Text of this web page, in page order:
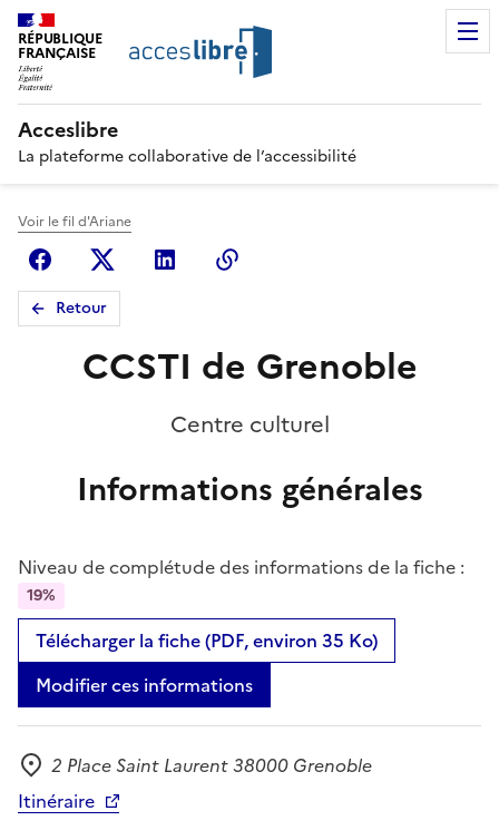
RÉPUBLIQUE
FRANÇAISE
Acceslibre
La plateforme collaborative de l’accessibilité
Voir le fil d'Ariane
FacebookX (anciennement Twitter)
Linkedin
Retour
CCSTI de Grenoble
Centre culturel
Informations générales
Niveau de complétude des informations de la fiche :
19%
Télécharger la fiche (PDF, environ 35 Ko)
Modifier ces informations
Adresse
2 Place Saint Laurent 38000 Grenoble
Itinéraire